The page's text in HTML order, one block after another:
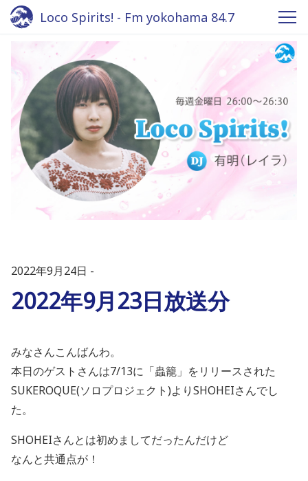
Loco Spirits! - Fm yokohama 84.7
2022年9月24日
2022年9月23日放送分
みなさんこんばんわ。
本日のゲストさんは7/13に「蟲籠」をリリースされた
SUKEROQUE(ソロプロジェクト)よりSHOHEIさんでし
た。
SHOHEIさんとは初めましてだったんだけど
なんと共通点が！